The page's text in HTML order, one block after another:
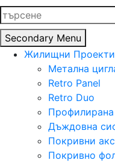
Търсене
за:
Secondary Menu
Жилищни Проекти
Метална
Retro Panel
Retro Duo
Дъждовна
Покривни
Покривно